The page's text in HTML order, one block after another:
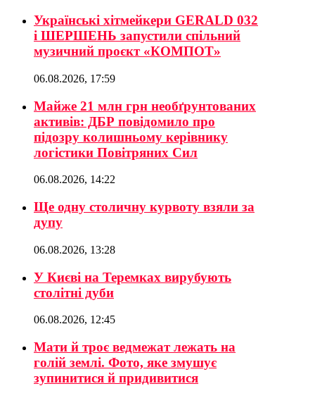
Українські хітмейкери GERALD 032
і ШЕРШЕНЬ запустили спільний
музичний проєкт «КОМПОТ»
06.08.2026, 17:59
Майже 21 млн грн необґрунтованих
активів: ДБР повідомило про
підозру колишньому керівнику
логістики Повітряних Сил
06.08.2026, 14:22
Ще одну столичну курвоту взяли за
дупу
06.08.2026, 13:28
У Києві на Теремках вирубують
столітні дуби
06.08.2026, 12:45
Мати й троє ведмежат лежать на
голій землі. Фото, яке змушує
зупинитися й придивитися